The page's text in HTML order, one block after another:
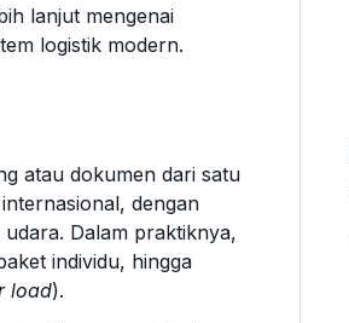
lanjut mengenai
logistik modern.
atau dokumen dari satu
dengan
Dalam praktiknya,
individu, hingga
load).